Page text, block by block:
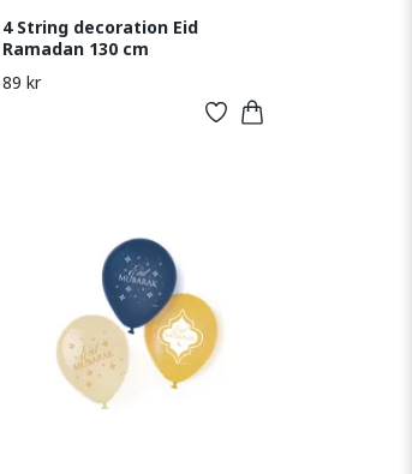
4 String decoration Eid
Ramadan 130 cm
89 kr